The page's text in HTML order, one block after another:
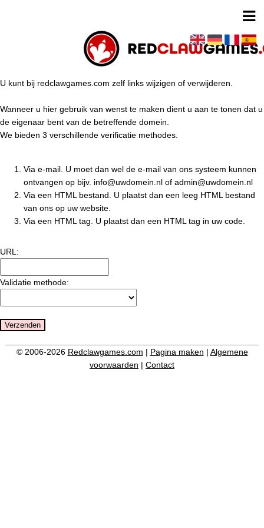
U kunt bij redclawgames.com zelf links wijzigen of verwijderen.
Wanneer u hier gebruik van wenst te maken dient u aan te tonen dat u
de eigenaar bent van de betreffende domein.
We bieden 3 verschillende verificatie methodes.
Via e-mail. U moet dan wel de e-mail van ons systeem kunnen
ontvangen op bijv. info@uwdomein.nl of admin@uwdomein.nl
Via een HTML bestand. U plaatst dan een leeg HTML bestand
van ons op uw website.
Via een HTML tag. U plaatst dan een HTML tag in uw code.
URL:
Validatie methode:
© 2006-2026 Redclawgames.com | Pagina maken | Algemene
voorwaarden | Contact